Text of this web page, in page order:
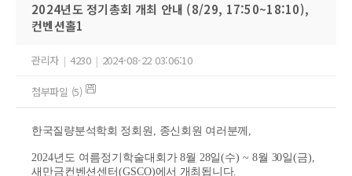
2024년도 정기총회 개최 안내 (8/29, 17:50~18:10),
컨벤션홀1
관리자 | 4230 | 2024-08-22 03:06:10
첨부파일 (5)
한국질량분석학회 정회원 , 종신회원 여러분께 ,
2024년도 여름정기학술대회 가8월 28일(수) ~ 8월 30일(금),
새만금컨벤션센터 (GSCO)에서 개최됩니다.